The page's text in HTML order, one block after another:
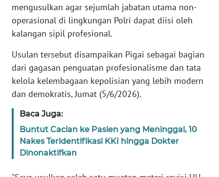
mengusulkan agar sejumlah jabatan utama non-
operasional di lingkungan Polri dapat diisi oleh
kalangan sipil profesional.
Usulan tersebut disampaikan Pigai sebagai bagian
dari gagasan penguatan profesionalisme dan tata
kelola kelembagaan kepolisian yang lebih modern
dan demokratis, Jumat (5/6/2026).
Baca Juga:
Buntut Cacian ke Pasien yang Meninggal, 10
Nakes Teridentifikasi KKI hingga Dokter
Dinonaktifkan
KONTAK
KAMI
INFO
TENTANG
KAMI
MEDIA
SIBER